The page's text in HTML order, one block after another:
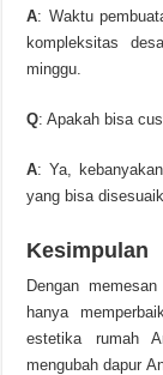
A: Waktu
kompleksitas
minggu.
Q: Apakah bisa
A: Ya,
yang bisa
Kesimpulan
Dengan memesan
hanya
estetika rumah
mengubah dapur